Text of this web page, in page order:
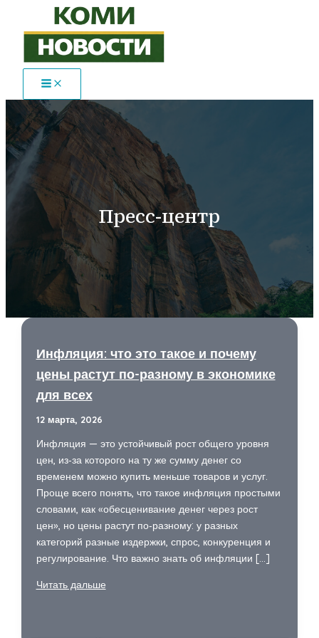
содержимому
Пресс-центр
Инфляция: что это такое и почему
цены растут по-разному в экономике
для всех
12 марта, 2026
Инфляция — это устойчивый рост общего уровня
цен, из‑за которого на ту же сумму денег со
временем можно купить меньше товаров и услуг.
Проще всего понять, что такое инфляция простыми
словами, как «обесценивание денег через рост
цен», но цены растут по‑разному: у разных
категорий разные издержки, спрос, конкуренция и
регулирование. Что важно знать об инфляции […]
Инфляция:
Читать дальше